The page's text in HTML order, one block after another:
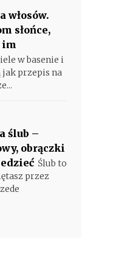
włosów.
słońce,
im
w basenie i
jak przepis na
ślub –
obrączki
Ślub to
przez